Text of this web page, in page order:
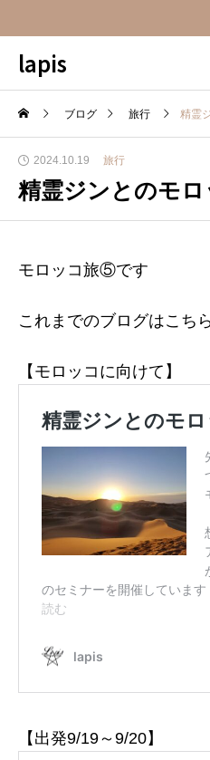
lapis
ブログ 旅行 精霊
2024.10.19 旅行
精霊ジンとのモ
モロッコ旅⑤です
これまでのブログはこち
【モロッコに向けて】
【出発9/19～9/20】